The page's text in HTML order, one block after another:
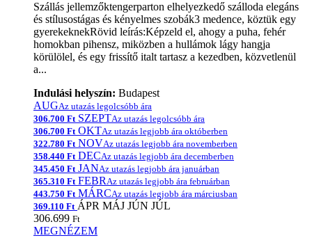
Szállás jellemzőktengerparton elhelyezkedő szálloda elegáns
és stílusostágas és kényelmes szobák3 medence, köztük egy
gyerekeknekRövid leírás:Képzeld el, ahogy a puha, fehér
homokban pihensz, miközben a hullámok lágy hangja
körülölel, és egy frissítő italt tartasz a kezedben, közvetlenül
a...
Indulási helyszín: Budapest
AUGAz utazás legolcsóbb ára
306.700 Ft SZEPTAz utazás legolcsóbb ára
306.700 Ft OKTAz utazás legjobb ára októberben
322.780 Ft NOVAz utazás legjobb ára novemberben
358.440 Ft DECAz utazás legjobb ára decemberben
345.450 Ft JANAz utazás legjobb ára januárban
365.310 Ft FEBRAz utazás legjobb ára februárban
443.750 Ft MÁRCAz utazás legjobb ára márciusban
369.110 Ft ÁPR MÁJ JÚN JÚL
306.699 Ft
MEGNÉZEM